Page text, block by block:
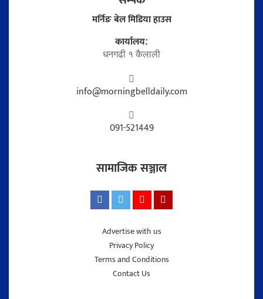
मर्निङ बेल मिडिया हाउस
कार्यालय:
धनगढी १ कैलाली
info@morningbelldaily.com
091-521449
सामाजिक सञ्जाल
Advertise with us
Privacy Policy
Terms and Conditions
Contact Us